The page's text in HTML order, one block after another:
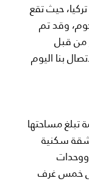
حيث تقع
فاخر حاصل على تصنيف 5 نجوم، وقد تم
من قبل
بنا اليوم
مساحتها
14,700 متر مربع، ويقدم 149 شقة سكنية
خمس غرف